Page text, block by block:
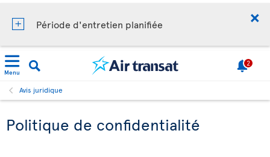
Période d'entretien planifiée
Menu
2
Avis juridique
Politique de confidentialité